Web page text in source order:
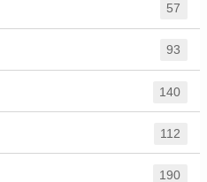
57
93
140
112
190